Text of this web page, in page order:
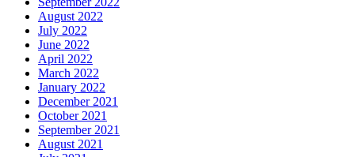
August 2022
July 2022
June 2022
April 2022
March 2022
January 2022
December 2021
October 2021
September 2021
August 2021